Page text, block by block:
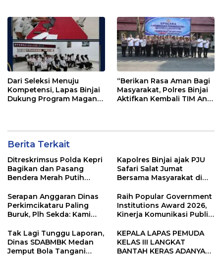
Dari Seleksi Menuju
Kompetensi, Lapas Binjai
Dukung Program Magang
“Berikan Rasa Aman Bagi
Masyarakat, Polres Binjai
Aktifkan Kembali TIM Anti
Berita Terkait
Ditreskrimsus Polda Kepri
Bagikan dan Pasang
Bendera Merah Putih
Perkuat Semangat
Kebangsaan.
Kapolres Binjai ajak PJU
Safari Salat Jumat
Bersama Masyarakat di
Serapan Anggaran Dinas
Perkimcikataru Paling
Buruk, Plh Sekda: Kami
Raih Popular Government
Institutions Award 2026,
Kinerja Komunikasi Publik
Kembali Diakui
Tak Lagi Tunggu Laporan,
Dinas SDABMBK Medan
Jemput Bola Tangani
KEPALA LAPAS PEMUDA
KELAS III LANGKAT
BANTAH KERAS ADANYA